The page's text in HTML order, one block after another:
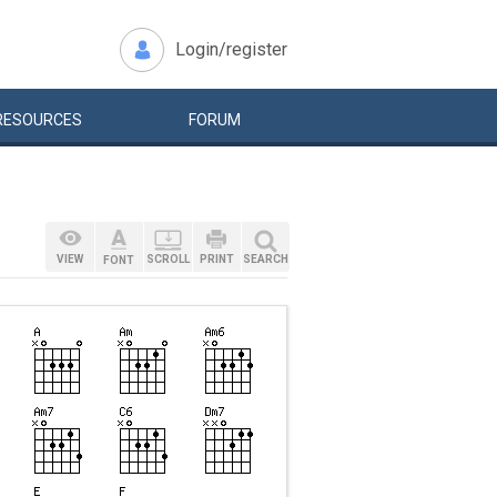
Login/register
FORUM
VIEW FONT SCROLL PRINT SEARCH